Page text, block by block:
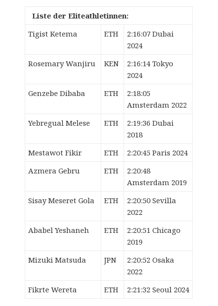
Liste der Eliteathletinnen:
Tigist Ketema
ETH
2:16:07 Dubai
2024
Rosemary Wanjiru
KEN
2:16:14 Tokyo
2024
Genzebe Dibaba
ETH
2:18:05
Amsterdam 2022
Yebregual Melese
ETH
2:19:36 Dubai
2018
Mestawot Fikir
ETH
2:20:45 Paris 2024
Azmera Gebru
ETH
2:20:48
Amsterdam 2019
Sisay Meseret Gola
ETH
2:20:50 Sevilla
2022
Ababel Yeshaneh
ETH
2:20:51 Chicago
2019
Mizuki Matsuda
JPN
2:20:52 Osaka
2022
Fikrte Wereta
ETH 2:21:32 Seoul 2024